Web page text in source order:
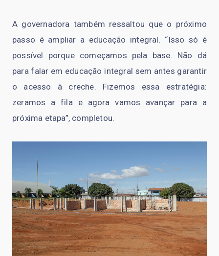
A governadora também ressaltou que o próximo
passo é ampliar a educação integral. “Isso só é
possível porque começamos pela base. Não dá
para falar em educação integral sem antes garantir
o acesso à creche. Fizemos essa estratégia:
zeramos a fila e agora vamos avançar para a
próxima etapa”, completou.